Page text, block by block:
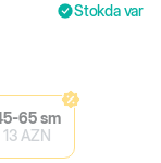
Stokda var
65 sm
13 AZN